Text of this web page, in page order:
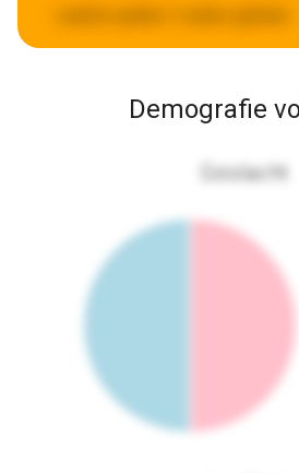
Demografie
Geslacht